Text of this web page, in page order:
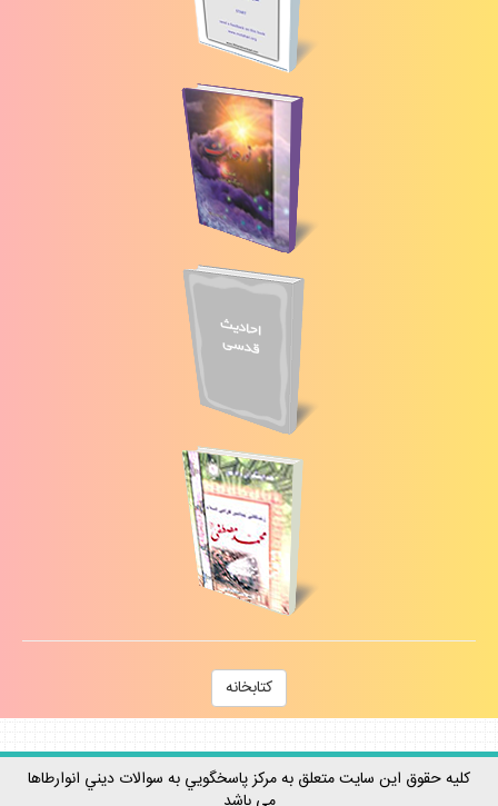
كتابخانه
كليه حقوق اين سايت متعلق به مركز پاسخگويي به سوالات ديني انوارطاها